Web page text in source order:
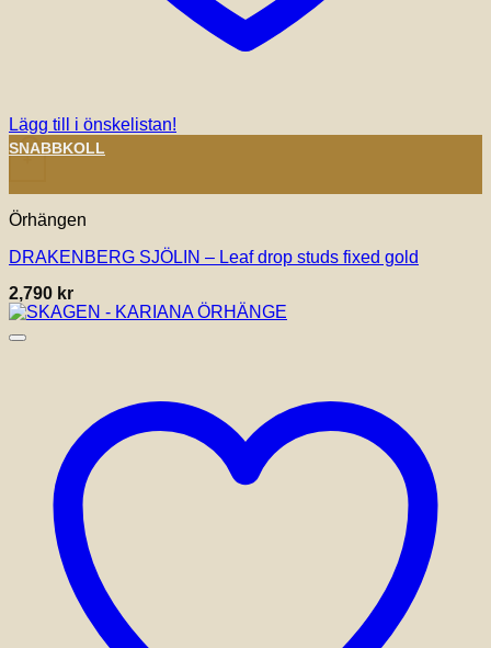
Lägg till i önskelistan!
+
SNABBKOLL
Örhängen
DRAKENBERG SJÖLIN – Leaf drop studs fixed gold
2,790 kr